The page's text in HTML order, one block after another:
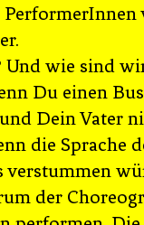
Und wie sind
Du einen
Dein Vater
die Sprache
verstummen
der